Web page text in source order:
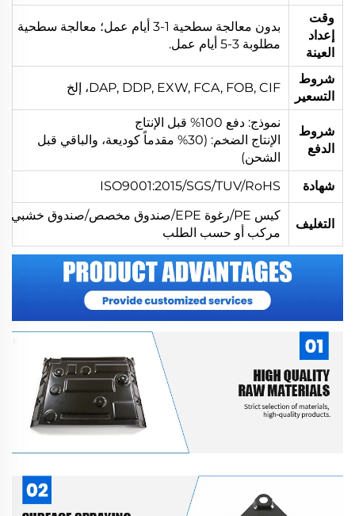
وقت
إعداد
العينة
بدون معالجة سطحية 1-3 أيام عمل؛ معالجة سطحية
مطلوبة 3-5 أيام عمل.
شروط
التسعير
DAP, DDP, EXW, FCA, FOB, CIF، إلخ
شروط
الدفع
نموذج: دفع 100% قبل الإنتاج
الإنتاج الضخم: (30% مقدماً كوديعة، والباقي قبل
الشحن)
شهادة
ISO9001:2015/SGS/TUV/RoHS
التغليف
كيس PE/رغوة EPE/صندوق مخصص/صندوق خشبي
مركب أو حسب الطلب